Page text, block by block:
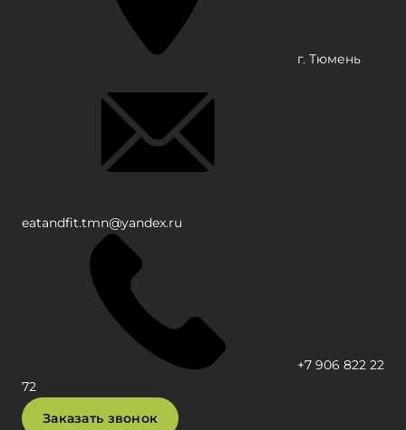
г. Тюмень
eatandfit.tmn@yandex.ru
+7 906 822 22
72
Заказать звонок